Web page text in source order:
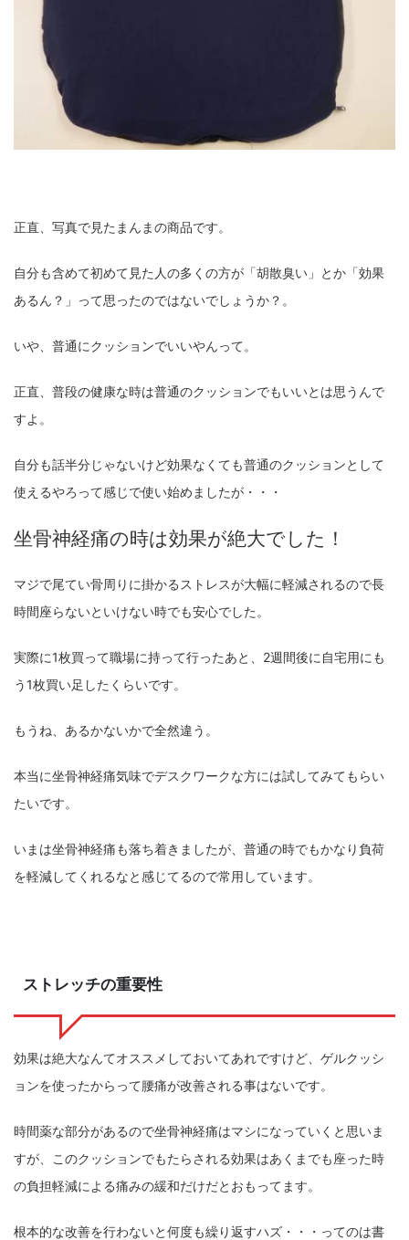
正直、写真で見たまんまの商品です。
自分も含めて初めて見た人の多くの方が「胡散臭い」とか「効果
あるん？」って思ったのではないでしょうか？。
いや、普通にクッションでいいやんって。
正直、普段の健康な時は普通のクッションでもいいとは思うんで
すよ。
自分も話半分じゃないけど効果なくても普通のクッションとして
使えるやろって感じで使い始めましたが・・・
坐骨神経痛の時は効果が絶大でした！
マジで尾てい骨周りに掛かるストレスが大幅に軽減されるので長
時間座らないといけない時でも安心でした。
実際に1枚買って職場に持って行ったあと、2週間後に自宅用にも
う1枚買い足したくらいです。
もうね、あるかないかで全然違う。
本当に坐骨神経痛気味でデスクワークな方には試してみてもらい
たいです。
いまは坐骨神経痛も落ち着きましたが、普通の時でもかなり負荷
を軽減してくれるなと感じてるので常用しています。
ストレッチの重要性
効果は絶大なんてオススメしておいてあれですけど、ゲルクッシ
ョンを使ったからって腰痛が改善される事はないです。
時間薬な部分があるので坐骨神経痛はマシになっていくと思いま
すが、このクッションでもたらされる効果はあくまでも座った時
の負担軽減による痛みの緩和だけだとおもってます。
根本的な改善を行わないと何度も繰り返すハズ・・・ってのは書